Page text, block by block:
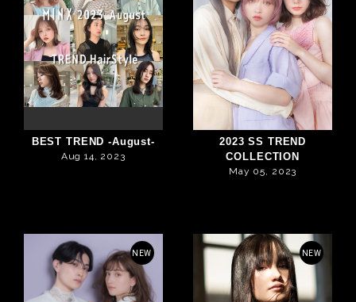
BEST TREND -August-
Aug 14, 2023
2023 SS TREND
COLLECTION
May 05, 2023
NEW NEW